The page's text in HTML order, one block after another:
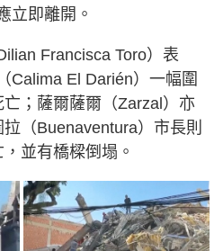
立即離開。
Francisca Toro）表
Calima El Darién）一幅圍
；薩爾薩爾（Zarzal）亦
（Buenaventura）市長則
並有橋樑倒塌。